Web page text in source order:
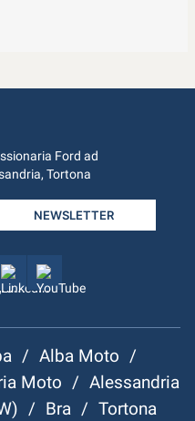
NEWSLETTER
/ Alba Moto /
Moto / Alessandria
/ Bra / Tortona